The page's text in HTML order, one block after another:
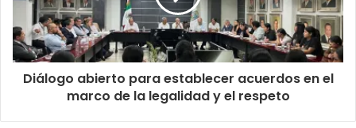
Diálogo abierto para establecer acuerdos en el
marco de la legalidad y el respeto